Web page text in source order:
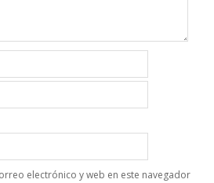
electrónico y web en este navegador